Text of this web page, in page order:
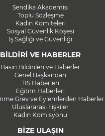
Sendika Akademisi
Toplu Sözleşme
Kadın Komiteleri
Sosyal Güvenlik Köşesi
İş Sağlığı ve Güvenliği
BİLDİRİ VE HABERLER
Basın Bildirileri ve Haberler
Genel Başkandan
TİS Haberleri
Eğitim Haberleri
Grev ve Eylemlerden Haberler
Uluslararası İlişkiler
Kadın Komisyonu
BİZE ULAŞIN